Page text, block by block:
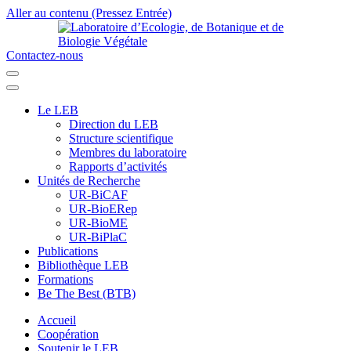
Aller au contenu (Pressez Entrée)
Contactez-nous
Le LEB
Direction du LEB
Structure scientifique
Membres du laboratoire
Rapports d’activités
Unités de Recherche
UR-BiCAF
UR-BioERep
UR-BioME
UR-BiPlaC
Publications
Bibliothèque LEB
Formations
Be The Best (BTB)
Accueil
Coopération
Soutenir le LEB